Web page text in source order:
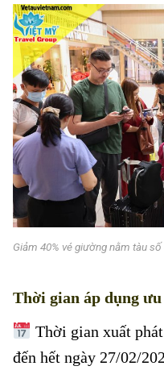
Giảm 40% vé giường nằm tàu
Thời gian áp dụng
Thời gian xuất
đến hết ngày 27/02/